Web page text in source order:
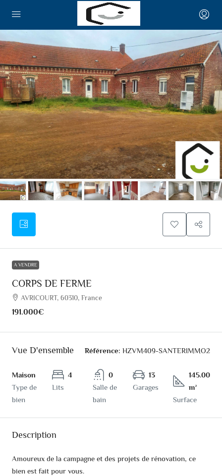
A VENDRE
CORPS DE FERME
AVRICOURT, 60310, France
191.000€
Vue D'ensemble Référence: HZVM409-SANTERIMMO2
Maison
Type de
bien
4
Lits
0
Salle de
bain
13
Garages
145.00
m²
Surface
Description
Amoureux de la campagne et des projets de rénovation, ce
bien est fait pour vous.